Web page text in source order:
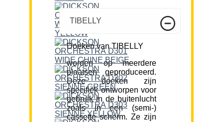
TIBELLY
Doeken van TIBELLY
worden op meerdere
plaatsen geproduceerd.
Deze doeken zijn
specifiek ontworpen voor
gebruik in de buitenlucht
zoals in een (semi-)
cassette scherm. Ze zijn